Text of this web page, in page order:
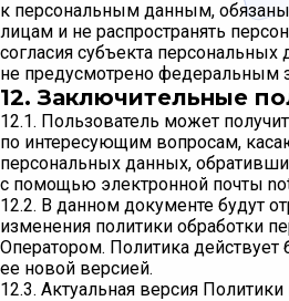
к персональным данным,
лицам и не распространять
согласия субъекта персональных
не предусмотрено федеральным
12. Заключительные
12.1. Пользователь может
по интересующим вопросам,
персональных данных,
с помощью электронной почты
12.2. В данном документе будут
изменения политики обработки
Оператором. Политика действует
ее новой версией.
12.3. Актуальная версия